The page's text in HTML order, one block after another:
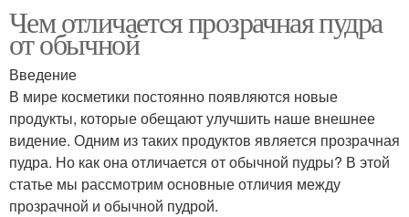
Чем отличается прозрачная пудра
от обычной
Введение
В мире косметики постоянно появляются новые
продукты, которые обещают улучшить наше внешнее
видение. Одним из таких продуктов является прозрачная
пудра. Но как она отличается от обычной пудры? В этой
статье мы рассмотрим основные отличия между
прозрачной и обычной пудрой.